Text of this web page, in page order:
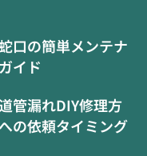
口の簡単メンテナ
イド
管漏れDIY修理方
の依頼タイミング